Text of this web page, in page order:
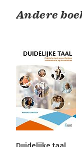
Andere